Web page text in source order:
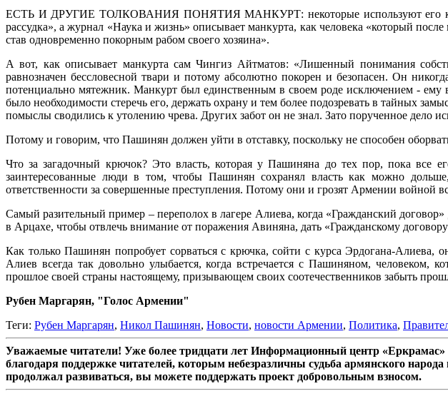
ЕСТЬ И ДРУГИЕ ТОЛКОВАНИЯ ПОНЯТИЯ МАНКУРТ: некоторые используют его как
рассудка», а журнал «Наука и жизнь» описывает манкурта, как человека «который
став одновременно покорным рабом своего хозяина».
А вот, как описывает манкурта сам Чингиз Айтматов: «Лишенный понимания
равнозначен бессловесной твари и потому абсолютно покорен и безопасен. Он
потенциально мятежник. Манкурт был единственным в своем роде исключением -
было необходимости стеречь его, держать охрану и тем более подозревать в тайных
помыслы сводились к утолению чрева. Других забот он не знал. Зато порученное дело
Потому и говорим, что Пашинян должен уйти в отставку, поскольку не способен
Что за загадочный крючок? Это власть, которая у Пашиняна до тех пор, пока все
заинтересованные люди в том, чтобы Пашинян сохранял власть как можно
ответственности за совершенные преступления. Потому они и грозят Армении
Самый разительный пример – переполох в лагере Алиева, когда «Гражданский
в Арцахе, чтобы отвлечь внимание от поражения Авиняна, дать «Гражданскому
Как только Пашинян попробует сорваться с крючка, сойти с курса Эрдогана-Алиева,
Алиев всегда так довольно улыбается, когда встречается с Пашиняном, человеком,
прошлое своей страны настоящему, призывающем своих соотечественников забыть
Рубен Маргарян, "Голос Армении"
Теги: Рубен Маргарян, Никол Пашинян, Новости, новости Армении, Политика,
Уважаемые читатели! Уже более тридцати лет Информационный центр
благодаря поддержке читателей, которым небезразличны судьба армянского
продолжал развиваться, вы можете поддержать проект добровольным взносом.